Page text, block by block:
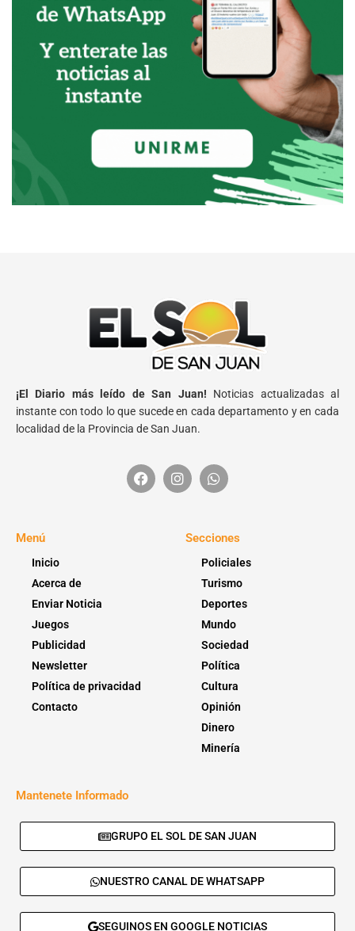
¡El Diario más leído de San Juan! Noticias actualizadas al
instante con todo lo que sucede en cada departamento y en cada
localidad de la Provincia de San Juan.
Menú
Inicio
Acerca de
Enviar Noticia
Juegos
Publicidad
Newsletter
Política de privacidad
Contacto
Secciones
Policiales
Turismo
Deportes
Mundo
Sociedad
Política
Cultura
Opinión
Dinero
Minería
Mantenete Informado
GRUPO EL SOL DE SAN JUAN
NUESTRO CANAL DE WHATSAPP
SEGUINOS EN GOOGLE NOTICIAS